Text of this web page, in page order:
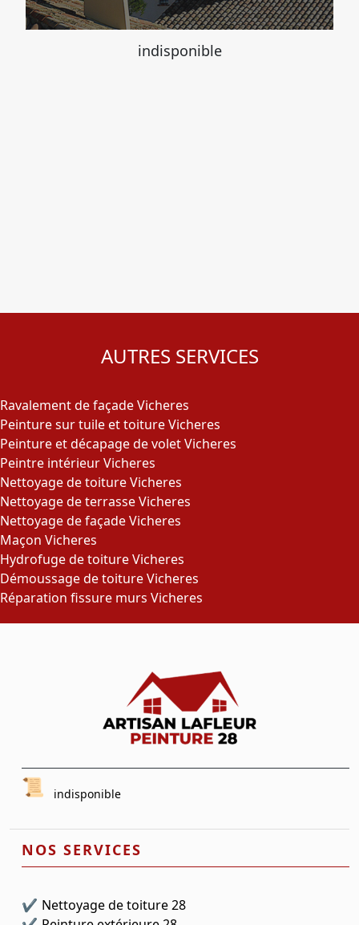
indisponible
AUTRES SERVICES
Ravalement de façade Vicheres
Peinture sur tuile et toiture Vicheres
Peinture et décapage de volet Vicheres
Peintre intérieur Vicheres
Nettoyage de toiture Vicheres
Nettoyage de terrasse Vicheres
Nettoyage de façade Vicheres
Maçon Vicheres
Hydrofuge de toiture Vicheres
Démoussage de toiture Vicheres
Réparation fissure murs Vicheres
indisponible
NOS SERVICES
Nettoyage de toiture 28